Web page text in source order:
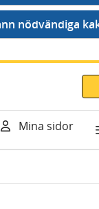
Mina sidor